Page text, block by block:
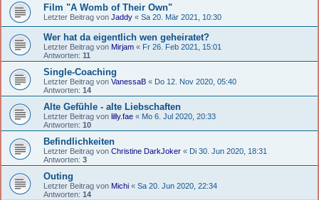
Film "A Womb of Their Own"
Letzter Beitrag von Jaddy « Sa 20. Mär 2021, 10:30
Wer hat da eigentlich wen geheiratet?
Letzter Beitrag von Mirjam « Fr 26. Feb 2021, 15:01
Antworten: 11
Single-Coaching
Letzter Beitrag von VanessaB « Do 12. Nov 2020, 05:40
Antworten: 14
Alte Gefühle - alte Liebschaften
Letzter Beitrag von lilly.fae « Mo 6. Jul 2020, 20:33
Antworten: 10
Befindlichkeiten
Letzter Beitrag von Christine DarkJoker « Di 30. Jun 2020, 18:31
Antworten: 3
Outing
Letzter Beitrag von Michi « Sa 20. Jun 2020, 22:34
Antworten: 14